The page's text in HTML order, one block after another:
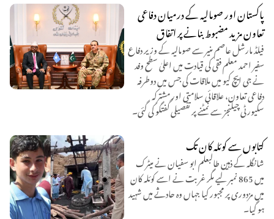
پاکستان اور صومالیہ کے درمیان دفاعی
تعاون مزید مضبوط بنانے پر اتفاق
فیلڈ مارشل عاصم منیر سے صومالیہ کے وزیر دفاع
سفیر احمد معلم فقی کی قیادت میں اعلیٰ سطح وفد
نے جی ایچ کیو میں ملاقات کی جس میں دوطرفہ
دفاعی تعاون، علاقائی سلامتی اور مشترکہ
سکیورٹی چیلنجز سے نمٹنے پر تفصیلی گفتگو کی گئی۔
کتابوں سے کوئلہ کان تک
شانگلہ کے ذہین طالبعلم ابو سفیان نے میٹرک
میں 865 نمبر لیے مگر غربت نے اسے کوئلہ کان
میں مزدوری پر مجبور کیا جہاں وہ حادثے میں شہید
ہو گیا۔